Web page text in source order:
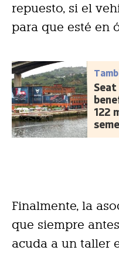
repuesto, si el
para que esté en
122
Finalmente, la
que siempre
acuda a un taller